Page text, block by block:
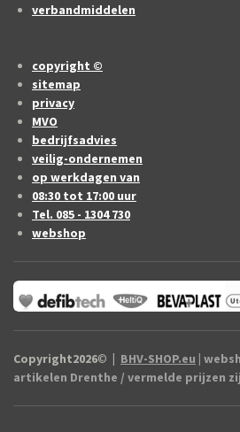
verbandmiddelen
copyright ©
sitemap
privacy
MVO
bedrijfsadvies
veilig-ondernemen
op werkdagen van
08:30 tot 17:00 uur
Tel. 085 - 1304 730
webshop
Copyright2026© | BHV-SHOP.eu |
artikelen Drenthe / vermelde prijzen